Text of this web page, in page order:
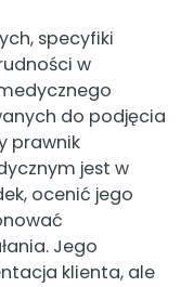
specyfiki
w
do podjęcia
prawnik
jest w
ocenić jego
Jego
klienta, ale